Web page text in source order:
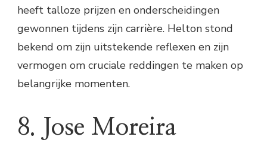
heeft talloze prijzen en onderscheidingen
gewonnen tijdens zijn carrière. Helton stond
bekend om zijn uitstekende reflexen en zijn
vermogen om cruciale reddingen te maken op
belangrijke momenten.
8. Jose Moreira